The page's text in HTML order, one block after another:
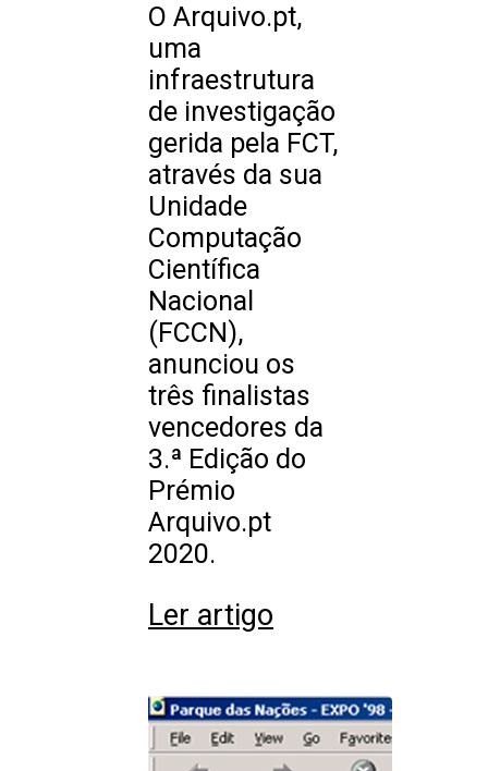
O Arquivo.pt,
uma
infraestrutura
de investigação
gerida pela FCT,
através da sua
Unidade
Computação
Científica
Nacional
(FCCN),
anunciou os
três finalistas
vencedores da
3.ª Edição do
Prémio
Arquivo.pt
2020.
Ler artigo